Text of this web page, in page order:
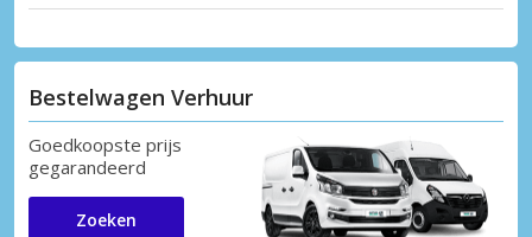
Bestelwagen Verhuur
Goedkoopste prijs
gegarandeerd
Zoeken